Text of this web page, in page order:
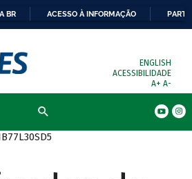
BR ACESSO À INFORMAÇÃO
ENGLISH
ACESSIBILIDADE
A+ A-